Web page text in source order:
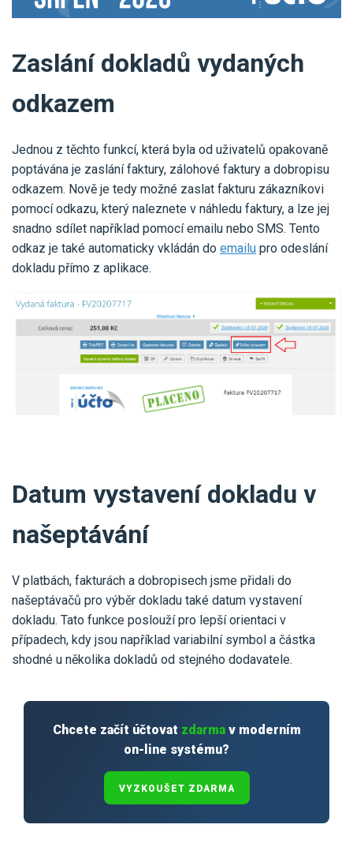
Zaslání dokladů vydaných
odkazem
Jednou z těchto funkcí, která byla od uživatelů opakovaně
poptávána je zaslání faktury, zálohové faktury a dobropisu
odkazem. Nově je tedy možné zaslat fakturu zákazníkovi
pomocí odkazu, který naleznete v náhledu faktury, a lze jej
snadno sdílet například pomocí emailu nebo SMS. Tento
odkaz je také automaticky vkládán do emailu pro odeslání
dokladu přímo z aplikace.
Datum vystavení dokladu v
našeptávání
V platbách, fakturách a dobropisech jsme přidali do
našeptávačů pro výběr dokladu také datum vystavení
dokladu. Tato funkce poslouží pro lepší orientaci v
případech, kdy jsou například variabilní symbol a částka
shodné u několika dokladů od stejného dodavatele.
Chcete začít účtovat zdarmav moderním
on-line systému?
VYZKOUŠET ZDARMA